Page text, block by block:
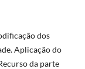
dos
Aplicação do
da parte